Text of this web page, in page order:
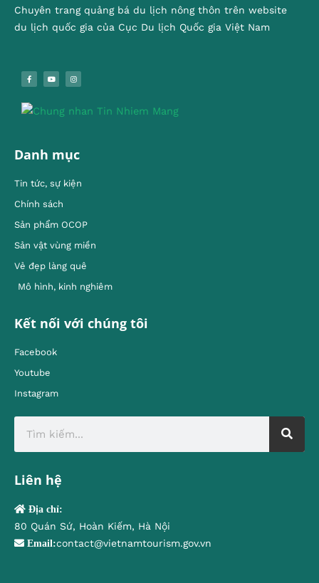
Chuyên trang quảng bá du lịch nông thôn trên website
du lịch quốc gia của Cục Du lịch Quốc gia Việt Nam
Danh mục
Tin tức, sự kiện
Chính sách
Sản phẩm OCOP
Sản vật vùng miền
Vẻ đẹp làng quê
Mô hình, kinh nghiêm
Kết nối với chúng tôi
Facebook
Youtube
Instagram
Liên hệ
Địa chỉ:
80 Quán Sứ, Hoàn Kiếm, Hà Nội
Email:contact@vietnamtourism.gov.vn